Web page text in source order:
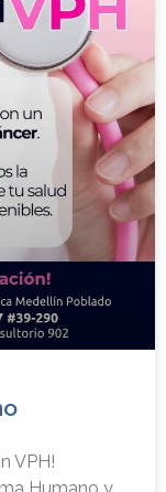
VPH!
Humano y